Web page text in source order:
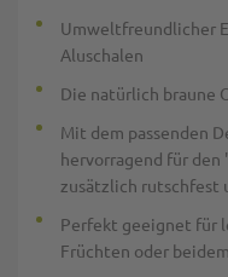
Umweltfreundlicher
Aluschalen
Die natürlich braune
Mit dem passenden
hervorragend für den
zusätzlich rutschfest
Perfekt geeignet für
Früchten oder beidem